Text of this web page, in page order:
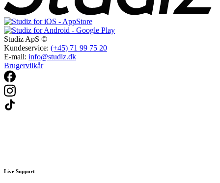
Studiz ApS ©
Kundeservice: (+45) 71 99 75 20
E-mail: info@studiz.dk
Brugervilkår
Live Support